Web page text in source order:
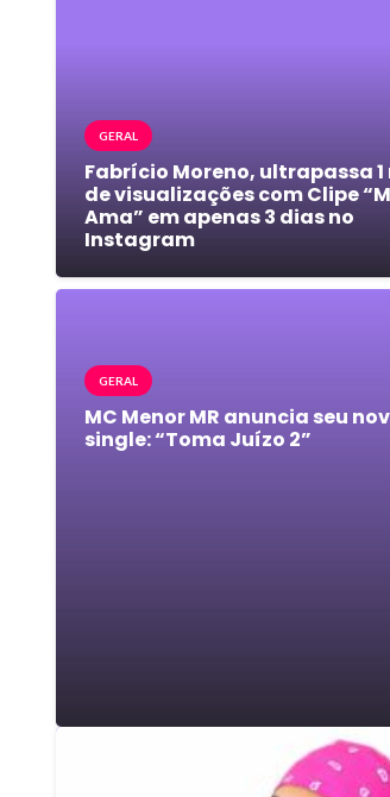
GERAL
Fabrício Moreno, ultrapassa
de visualizações com Clipe
Ama” em apenas 3 dias no
Instagram
GERAL
MC Menor MR anuncia seu
single: “Toma Juízo 2”